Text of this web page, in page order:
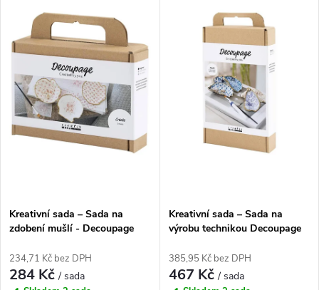
e
n
í
p
o
d
Nejprodávanější
Abecedně
p
i
s
o
d
Kreativní sada – Sada na
zdobení mušlí - Decoupage
234,71 Kč bez DPH
284 Kč/ sada
Kreativní sada – Sada na
výrobu technikou Decoupage
385,95 Kč bez DPH
467 Kč/ sada